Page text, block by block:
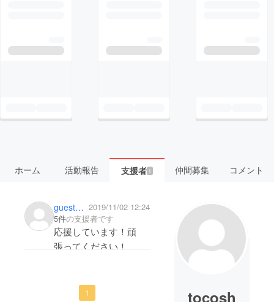
ホーム 活動報告 支援者 1 仲間募集 コメント
guest831ca7b76dc4 2019/11/02 12:24
5件の支援者です
応援しています！頑
張ってください！
1 tocosh